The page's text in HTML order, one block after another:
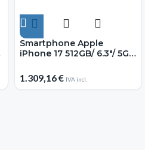
Smartphone Apple
iPhone 17 512GB/ 6.3″/ 5G/
1.309,16€ IVA incl.